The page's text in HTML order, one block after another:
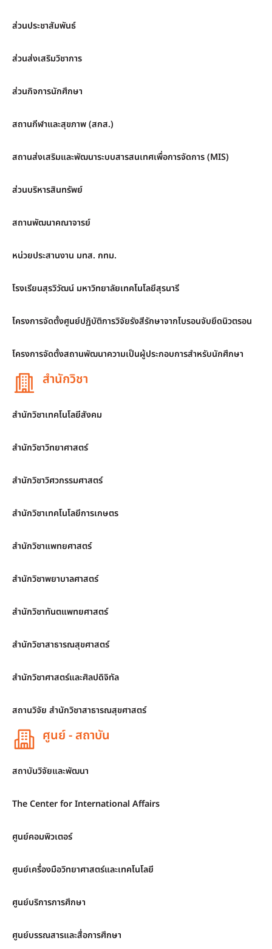
ส่วนประชาสัมพันธ์
ส่วนส่งเสริมวิชาการ
ส่วนกิจการนักศึกษา
สถานกีฬาและสุขภาพ (สกส.)
สถานส่งเสริมและพัฒนาระบบสารสนเทศเพื่อการจัดการ (MIS)
ส่วนบริหารสินทรัพย์
สถานพัฒนาคณาจารย์
หน่วยประสานงาน มทส. กทม.
โรงเรียนสุรวิวัฒน์ มหาวิทยาลัยเทคโนโลยีสุรนารี
โครงการจัดตั้งศูนย์ปฏิบัติการวิจัยรังสีรักษาจากโบรอนจับยึดนิวตรอน
โครงการจัดตั้งสถานพัฒนาความเป็นผู้ประกอบการสำหรับนักศึกษา
สำนักวิชา
สำนักวิชาเทคโนโลยีสังคม
สำนักวิชาวิทยาศาสตร์
สำนักวิชาวิศวกรรมศาสตร์
สำนักวิชาเทคโนโลยีการเกษตร
สำนักวิชาแพทยศาสตร์
สำนักวิชาพยาบาลศาสตร์
สำนักวิชาทันตแพทยศาสตร์
สำนักวิชาสาธารณสุขศาสตร์
สำนักวิชาศาสตร์และศิลปดิจิทัล
สถานวิจัย สำนักวิชาสาธารณสุขศาสตร์
ศูนย์ - สถาบัน
สถาบันวิจัยและพัฒนา
The Center for International Affairs
ศูนย์คอมพิวเตอร์
ศูนย์เครื่องมือวิทยาศาสตร์และเทคโนโลยี
ศูนย์บริการการศึกษา
ศูนย์บรรณสารและสื่อการศึกษา